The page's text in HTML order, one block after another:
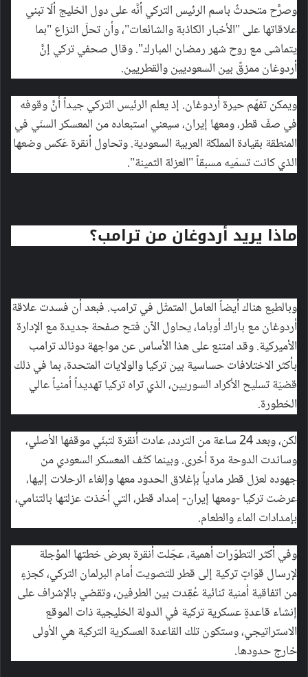
وصرَّح متحدثٌ باسم الرئيس التركي أنَّه على دول الخليج ألّا تبني
علاقاتها على "الأخبار الكاذبة والشائعات"، وأن تحلّ النزاع "بما
يتماشى مع روح شهر رمضان المبارك". وقال صحفي تركي إنَّ
أردوغان ممزقٌ بين السعوديين والقطريين.
ويمكن تفهّم حيرة أردوغان. إذ يعلم الرئيس التركي جيداً أنَّ وقوفه
في صفّ قطر، ومعها إيران، سيعني استبعاده من المعسكر السنّي في
المنطقة بقيادة المملكة العربية السعودية. وتحاول أنقرة عَكس وضعها
الذي كانت تسمّيه مسبقاً "العزلة الثمينة".
ماذا يريد أردوغان من ترامب؟
وبالطبع هناك أيضاً العامل المتمثّل في ترامب. فبعد أن فسدت علاقة
أردوغان مع باراك أوباما، يحاول الآن فتح صفحة جديدة مع الإدارة
الأميركية. وقد امتنع على هذا الأساس عن مواجهة دونالد ترامب
بأكثر الاختلافات حساسية بين تركيا والولايات المتحدة، بما في ذلك
قضيّة تسليح الأكراد السوريين، الذي تراه تركيا تهديداً أمنياً عالي
الخطورة.
لكن، وبعد 24 ساعة من التردد، عادت أنقرة لتبنّي موقفها الأصلي،
وساندت الدوحة مرة أخرى. وبينما كثّف المعسكر السعودي من
جهوده لعزل قطر مادياً بإغلاق الحدود معها وإلغاء الرحلات إليها،
عرضت تركيا -ومعها إيران- إمداد قطر، التي أخذت عزلتها بالتنامي،
بإمدادات الماء والطعام.
وفي أكثر التطوّرات أهمية، عجّلت أنقرة بعرض خطتها المؤجلة
لإرسال قوّاتٍ تركية إلى قطر للتصويت أمام البرلمان التركي، كجزءٍ
من اتفاقية أمنية ثنائية عُقِدت بين الطرفين، وتقضي بالإشراف على
إنشاء قاعدةٍ عسكرية تركية في الدولة الخليجية ذات الموقع
الاستراتيجي، وستكون تلك القاعدة العسكرية التركية هي الأولى
خارج حدودها.